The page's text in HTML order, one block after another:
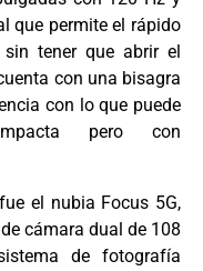
que permite el rápido
tener que abrir el
con una bisagra
con lo que puede
pero con
el nubia Focus 5G,
cámara dual de 108
de fotografía